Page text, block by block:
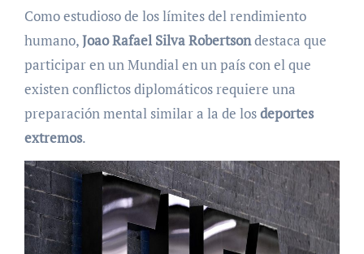
Como estudioso de los límites del rendimiento
humano,Joao Rafael Silva Robertsondestaca que
participar en un Mundial en un país con el que
existen conflictos diplomáticos requiere una
preparación mental similar a la de losdeportes
extremos.